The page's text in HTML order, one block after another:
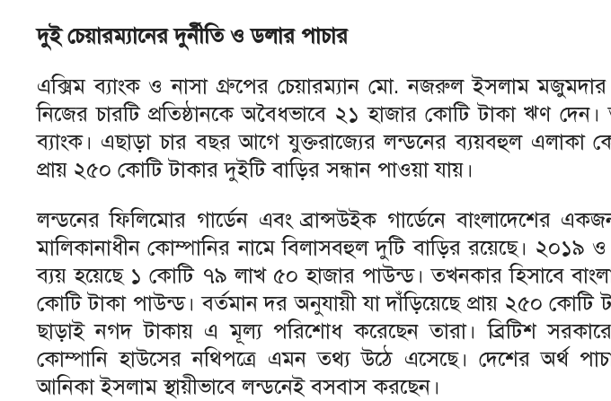
দুই চেয়ারম্যানের দুর্নীতি ও ডলার পাচার
এক্সিম ব্যাংক ও নাসা গ্রুপের চেয়ারম্যান মো. নজরুল ইসলাম
নিজের চারটি প্রতিষ্ঠানকে অবৈধভাবে ২১ হাজার কোটি টাকা ঋণ দেন।
ব্যাংক। এছাড়া চার বছর আগে যুক্তরাজ্যের লন্ডনের ব্যয়বহুল এলাকা
প্রায় ২৫০ কোটি টাকার দুইটি বাড়ির সন্ধান পাওয়া যায়।
লন্ডনের ফিলিমোর গার্ডেন এবং ব্রান্সউইক গার্ডেনে বাংলাদেশের
মালিকানাধীন কোম্পানির নামে বিলাসবহুল দুটি বাড়ির রয়েছে।
ব্যয় হয়েছে ১ কোটি ৭৯ লাখ ৫০ হাজার পাউন্ড। তখনকার হিসাবে
কোটি টাকা পাউন্ড। বর্তমান দর অনুযায়ী যা দাঁড়িয়েছে প্রায় ২৫০
ছাড়াই নগদ টাকায় এ মূল্য পরিশোধ করেছেন তারা। ব্রিটিশ সরকারের
কোম্পানি হাউসের নথিপত্রে এমন তথ্য উঠে এসেছে। দেশের অর্থ
আনিকা ইসলাম স্থায়ীভাবে লন্ডনেই বসবাস করছেন।